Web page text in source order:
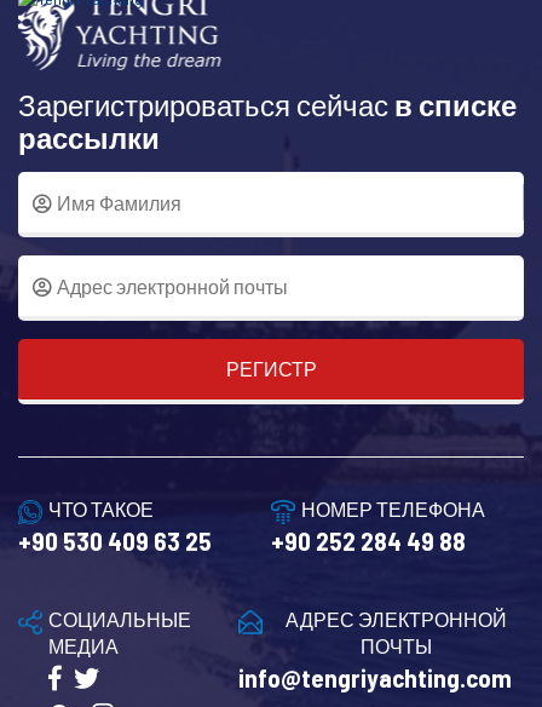
Зарегистрироваться сейчас в списке
рассылки
РЕГИСТР
ЧТО ТАКОЕ
+90 530 409 63 25
НОМЕР ТЕЛЕФОНА
+90 252 284 49 88
АДРЕС ЭЛЕКТРОННОЙ
ПОЧТЫ
info@tengriyachting.com
СОЦИАЛЬНЫЕ
МЕДИА